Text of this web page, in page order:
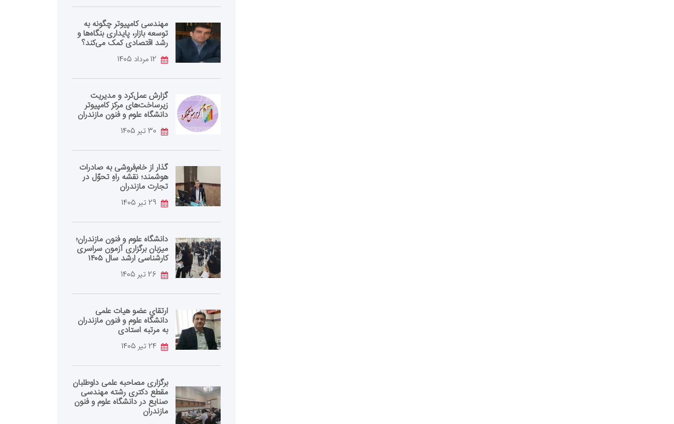
مهندسی کامپیوتر چگونه به
توسعه بازار، پایداری بنگاه‌ها و
رشد اقتصادی کمک می‌کند؟
گزارش عمل‌کرد و مدیریت
زیرساخت‌های مرکز کامپیوتر
دانشگاه علوم و فنون مازندران
گذار از خام‌فروشی به صادرات
هوشمند؛ نقشه راهِ تحوّل در
تجارت مازندران
دانشگاه علوم و فنون مازندران؛
میزبان برگزاری آزمون سراسری
کارشناسی‌ ارشد سال ۱۴۰۵
ارتقای عضو هیات علمی
دانشگاه علوم و فنون مازندران
به مرتبه استادی
برگزاری مصاحبه علمی داوطلبان
مقطع دکتری رشته مهندسی
صنایع در دانشگاه علوم و فنون
مازندران